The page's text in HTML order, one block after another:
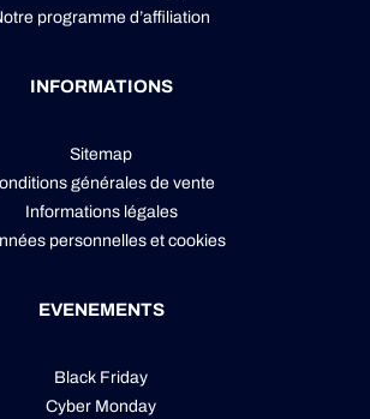
programme d’affiliation
INFORMATIONS
Sitemap
générales de vente
Informations légales
personnelleset cookies
EVENEMENTS
Black Friday
Cyber Monday